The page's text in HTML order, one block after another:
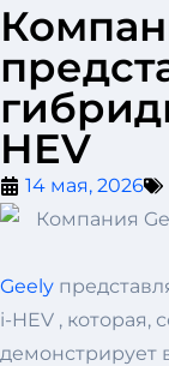
HEV
14 мая, 2026
Geely
i-HEV , которая,
демонстрирует